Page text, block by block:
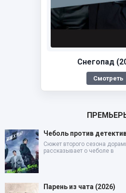
Снегопад
Смотреть
Чеболь против
Сюжет второго сезона
рассказывает о чеболе в
Парень из чата (2026)